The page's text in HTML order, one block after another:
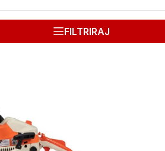
FILTRIRAJ